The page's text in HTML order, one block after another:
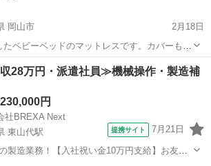
岡山市
2月18日
ベビーベッドのマットレスです。カバーもあ
は一緒につけます。色あせし、使用感があり
【サイズ】縦：90cm、横：
体...
ビー用品 体育館
28万円・派遣社員≫機械操作・製造補
円
社BREXA Next
東山代駅
提携サイト 7月21日
製造業務！【入社祝い金10万円支給】お友達